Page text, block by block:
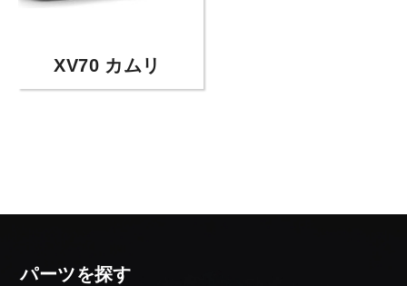
XV70 カムリ
パーツを探す